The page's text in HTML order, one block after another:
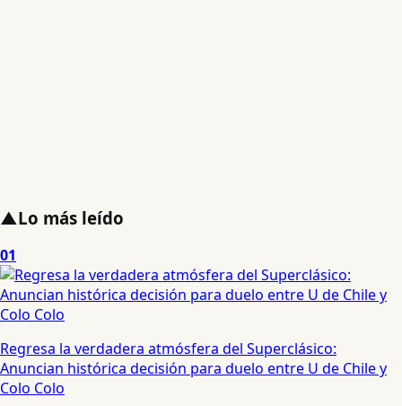
▲Lo más leído
01
Regresa la verdadera atmósfera del Superclásico:
Anuncian histórica decisión para duelo entre U de Chile y
Colo Colo